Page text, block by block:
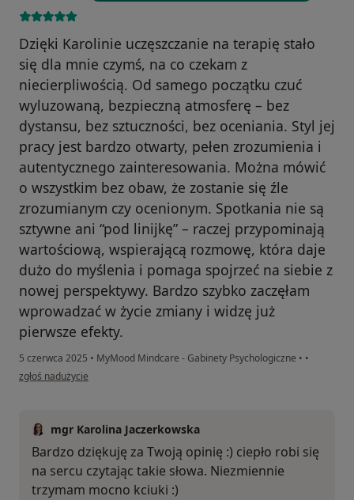
Dzięki Karolinie uczęszczanie na terapię stało
się dla mnie czymś, na co czekam z
niecierpliwością. Od samego początku czuć
wyluzowaną, bezpieczną atmosferę – bez
dystansu, bez sztuczności, bez oceniania. Styl jej
pracy jest bardzo otwarty, pełen zrozumienia i
autentycznego zainteresowania. Można mówić
o wszystkim bez obaw, że zostanie się źle
zrozumianym czy ocenionym. Spotkania nie są
sztywne ani “pod linijkę” – raczej przypominają
wartościową, wspierającą rozmowę, która daje
dużo do myślenia i pomaga spojrzeć na siebie z
nowej perspektywy. Bardzo szybko zaczęłam
wprowadzać w życie zmiany i widzę już
pierwsze efekty.
5 czerwca 2025 • MyMood Mindcare - Gabinety Psychologiczne • •
w opinii użytkownika Izabela
zgłoś nadużycie
mgr Karolina Jaczerkowska
Bardzo dziękuję za Twoją opinię :) ciepło robi się
na sercu czytając takie słowa. Niezmiennie
trzymam mocno kciuki :)